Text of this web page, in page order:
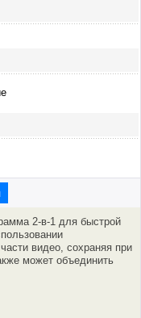
2-в-1 для быстрой
видео, сохраняя при
может объединить